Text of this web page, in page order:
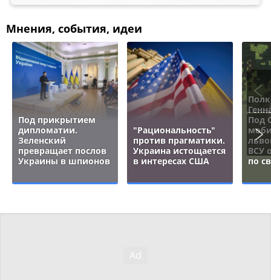
Мнения, события, идеи
Под прикрытием
дипломатии.
Зеленский
превращает послов
Украины в шпионов
"Рациональность"
против прагматики.
Украина истощается
в интересах США
Под
ВСУ
по